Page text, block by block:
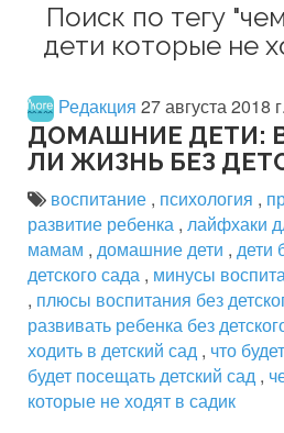
Поиск по тегу
дети которые не
Редакция 27 августа 2018
ДОМАШНИЕ ДЕТИ:
ЛИ ЖИЗНЬ БЕЗ
воспитание , психология ,
развитие ребенка , лайфхаки
мамам , домашние дети , дети
детского сада , минусы
, плюсы воспитания без
развивать ребенка без
ходить в детский сад , что
будет посещать детский сад ,
которые не ходят в садик